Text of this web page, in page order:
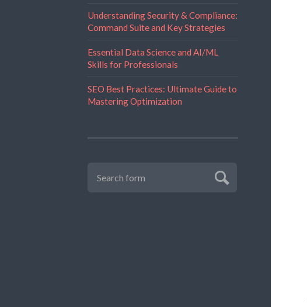
Understanding Security & Compliance:
Command Suite and Key Strategies
Essential Data Science and AI/ML
Skills for Professionals
SEO Best Practices: Ultimate Guide to
Mastering Optimization